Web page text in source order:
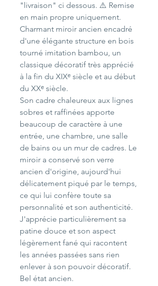
"livraison" ci dessous. ⚠️ Remise
en main propre uniquement.
Charmant miroir ancien encadré
d'une élégante structure en bois
tourné imitation bambou, un
classique décoratif très apprécié
à la fin du XIXᵉ siècle et au début
du XXᵉ siècle.
Son cadre chaleureux aux lignes
sobres et raffinées apporte
beaucoup de caractère à une
entrée, une chambre, une salle
de bains ou un mur de cadres. Le
miroir a conservé son verre
ancien d'origine, aujourd'hui
délicatement piqué par le temps,
ce qui lui confère toute sa
personnalité et son authenticité.
J'apprécie particulièrement sa
patine douce et son aspect
légèrement fané qui racontent
les années passées sans rien
enlever à son pouvoir décoratif.
Bel état ancien.